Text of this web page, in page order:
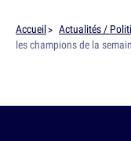
Accueil Actualités /
les champions de la